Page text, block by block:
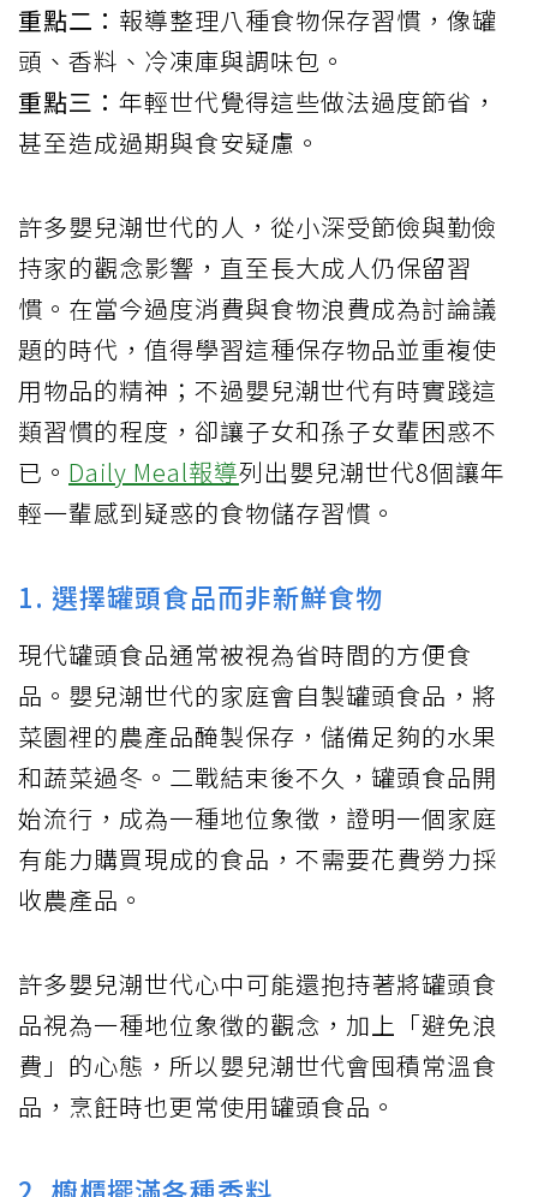
重點二： 報導整理八種食物保存習慣，像罐
頭、香料、冷凍庫與調味包。
重點三： 年輕世代覺得這些做法過度節省，
甚至造成過期與食安疑慮。
許多嬰兒潮世代的人，從小深受節儉與勤儉
持家的觀念影響，直至長大成人仍保留習
慣。在當今過度消費與食物浪費成為討論議
題的時代，值得學習這種保存物品並重複使
用物品的精神；不過嬰兒潮世代有時實踐這
類習慣的程度，卻讓子女和孫子女輩困惑不
已。 Daily Meal報導列出嬰兒潮世代8個讓年
輕一輩感到疑惑的食物儲存習慣。
1. 選擇罐頭食品而非新鮮食物
現代罐頭食品通常被視為省時間的方便食
品。嬰兒潮世代的家庭會自製罐頭食品，將
菜園裡的農產品醃製保存，儲備足夠的水果
和蔬菜過冬。二戰結束後不久，罐頭食品開
始流行，成為一種地位象徵，證明一個家庭
有能力購買現成的食品，不需要花費勞力採
收農產品。
許多嬰兒潮世代心中可能還抱持著將罐頭食
品視為一種地位象徵的觀念，加上「避免浪
費」的心態，所以嬰兒潮世代會囤積常溫食
品，烹飪時也更常使用罐頭食品。